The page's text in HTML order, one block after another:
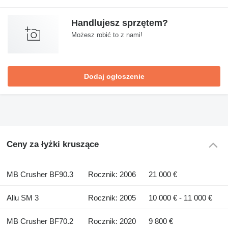
Handlujesz sprzętem?
Możesz robić to z nami!
Dodaj ogłoszenie
Ceny za łyżki kruszące
MB Crusher BF90.3 Rocznik: 2006 21 000 €
Allu SM 3 Rocznik: 2005 10 000 € - 11 000 €
MB Crusher BF70.2 Rocznik: 2020 9 800 €